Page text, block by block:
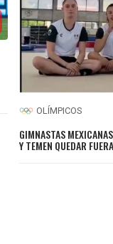
OLÍMPICOS
GIMNASTAS
Y TEMEN QUEDAR